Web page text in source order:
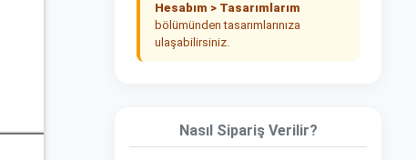
Hesabım > Tasarımlarım
bölümünden tasarımlarınıza
ulaşabilirsiniz.
Nasıl Sipariş Verilir?